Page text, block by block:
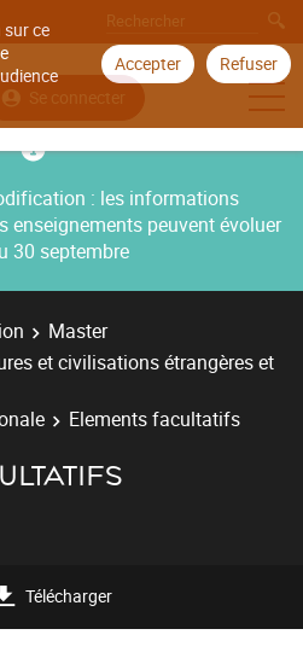
ce
Accepter Refuser
Se connecter
: les informations
enseignements peuvent évoluer
30 septembre
Master
et civilisations étrangères et
Elements facultatifs
Télécharger